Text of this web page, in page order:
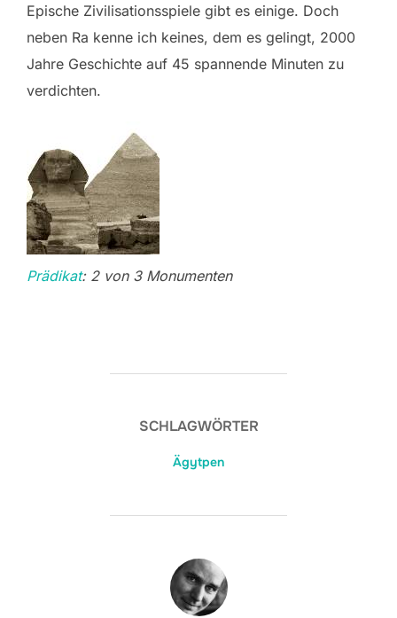
Epische Zivilisationsspiele gibt es einige. Doch
neben Ra kenne ich keines, dem es gelingt, 2000
Jahre Geschichte auf 45 spannende Minuten zu
verdichten.
Prädikat: 2 von 3 Monumenten
SCHLAGWÖRTER
Ägytpen
BEITRAGSAUTOR